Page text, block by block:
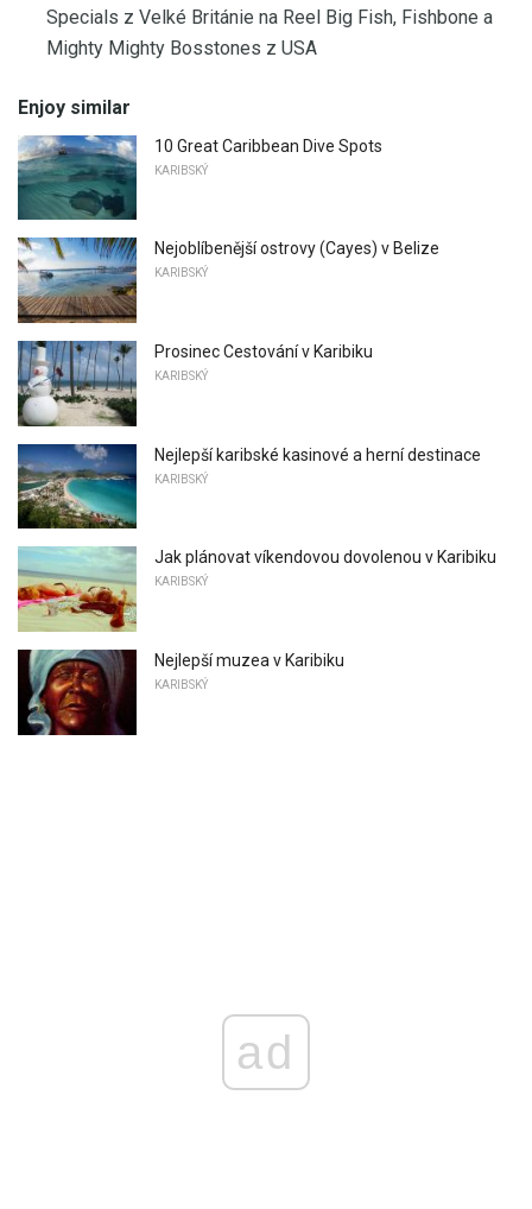
Specials z Velké Británie na Reel Big Fish, Fishbone a
Mighty Mighty Bosstones z USA
Enjoy similar
10 Great Caribbean Dive Spots
KARIBSKÝ
Nejoblíbenější ostrovy (Cayes) v Belize
KARIBSKÝ
Prosinec Cestování v Karibiku
KARIBSKÝ
Nejlepší karibské kasinové a herní destinace
KARIBSKÝ
Jak plánovat víkendovou dovolenou v Karibiku
KARIBSKÝ
Nejlepší muzea v Karibiku
KARIBSKÝ
ad